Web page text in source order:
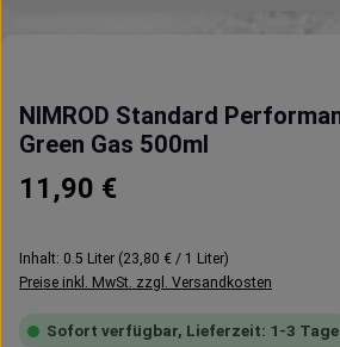
NIMROD Standard
Green Gas 500ml
Regulärer Preis:
11,90 €
Inhalt: 0.5 Liter (23,80 € / 1 Liter)
Preise inkl. MwSt. zzgl. Versandkosten
Sofort verfügbar, Lieferzeit: 1-3 Tage